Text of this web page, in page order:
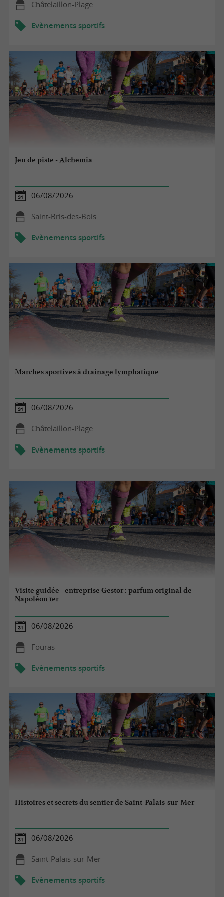
Châtelaillon-Plage
Evènements sportifs
Jeu de piste - Alchemia
06/08/2026
Saint-Bris-des-Bois
Evènements sportifs
Marches sportives à drainage lymphatique
06/08/2026
Châtelaillon-Plage
Evènements sportifs
Visite guidée - entreprise Gestor : parfum original de
Napoléon 1er
06/08/2026
Fouras
Evènements sportifs
Histoires et secrets du sentier de Saint-Palais-sur-Mer
06/08/2026
Saint-Palais-sur-Mer
Evènements sportifs